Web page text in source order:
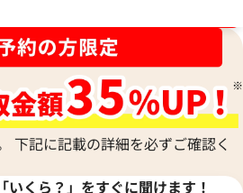
下記に記載の詳細を必ずご確認く
「いくら？」をすぐに聞けます！